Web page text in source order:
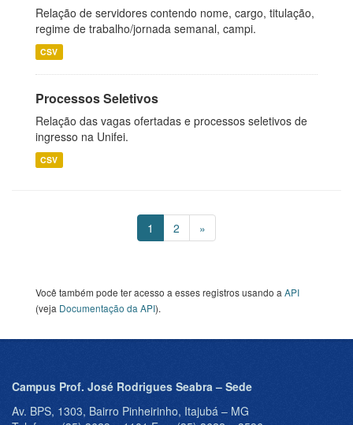
Relação de servidores contendo nome, cargo, titulação,
regime de trabalho/jornada semanal, campi.
CSV
Processos Seletivos
Relação das vagas ofertadas e processos seletivos de
ingresso na Unifei.
CSV
1 2 »
Você também pode ter acesso a esses registros usando a API
(veja Documentação da API).
Campus Prof. José Rodrigues Seabra – Sede
Av. BPS, 1303, Bairro Pinheirinho, Itajubá – MG